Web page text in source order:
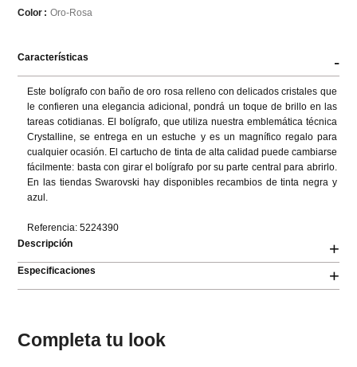
Color Oro-Rosa
Características -
Este bolígrafo con baño de oro rosa relleno con delicados cristales que
le confieren una elegancia adicional, pondrá un toque de brillo en las
tareas cotidianas. El bolígrafo, que utiliza nuestra emblemática técnica
Crystalline, se entrega en un estuche y es un magnífico regalo para
cualquier ocasión. El cartucho de tinta de alta calidad puede cambiarse
fácilmente: basta con girar el bolígrafo por su parte central para abrirlo.
En las tiendas Swarovski hay disponibles recambios de tinta negra y
azul.
Referencia: 5224390
Descripción
+
Especificaciones +
Completa tu look